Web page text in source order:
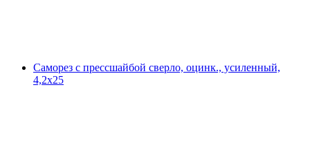
Саморез с прессшайбой сверло, оцинк., усиленный,
4,2х25